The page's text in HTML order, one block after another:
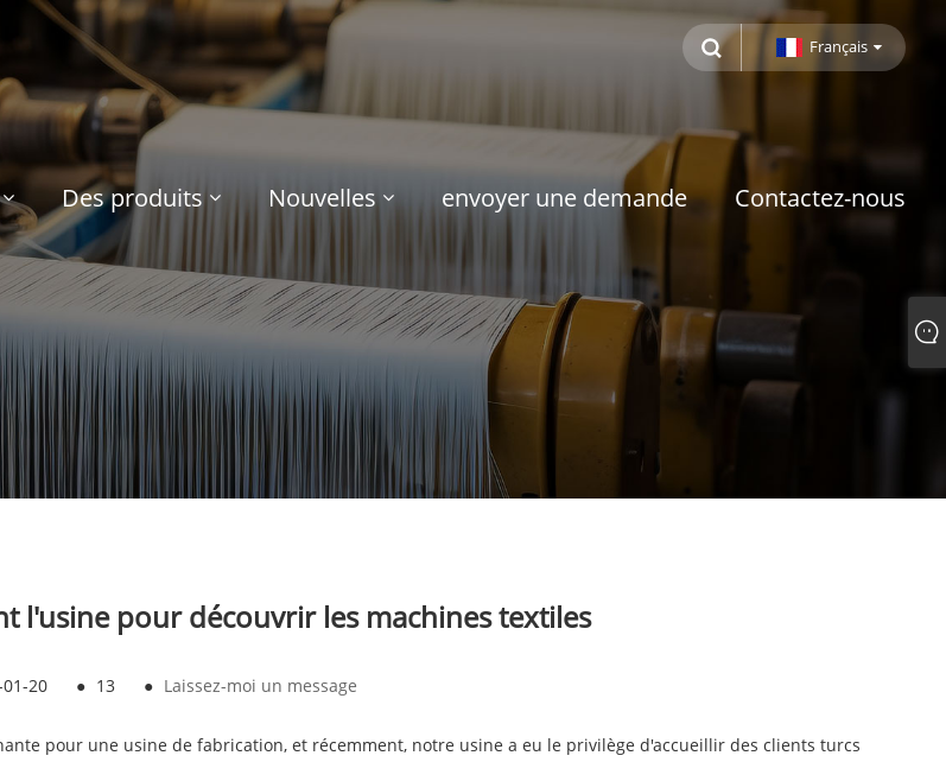
Français
Des produits Nouvelles envoyer une demande Contactez-nous
l'usine pour découvrir les machines textiles
20 ● 13 ● Laissez-moi un message
pour une usine de fabrication, et récemment, notre usine a eu le privilège d'accueillir des clients turcs